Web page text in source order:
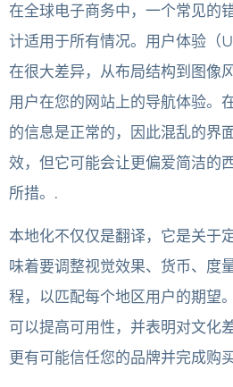
在全球电子商务中，一个常见的
计适用于所有情况。用户体验（
在很大差异，从布局结构到图像
用户在您的网站上的导航体验。
的信息是正常的，因此混乱的界
效，但它可能会让更偏爱简洁的
所措。.
本地化不仅仅是翻译，它是关于
味着要调整视觉效果、货币、度
程，以匹配每个地区用户的期望
可以提高可用性，并表明对文化
更有可能信任您的品牌并完成购